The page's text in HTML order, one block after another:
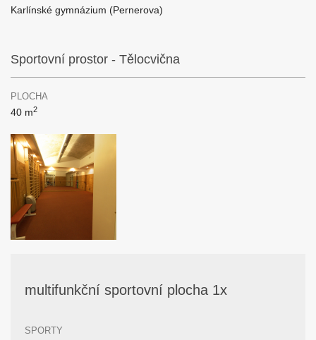
Karlínské gymnázium (Pernerova)
Sportovní prostor - Tělocvična
PLOCHA
40 m2
multifunkční sportovní plocha 1x
SPORTY